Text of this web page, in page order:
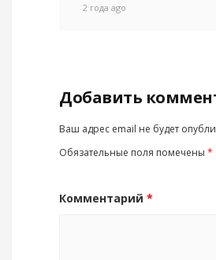
2 года ago
Добавить
Ваш адрес email не будет
Обязательные поля помечены *
Комментарий *